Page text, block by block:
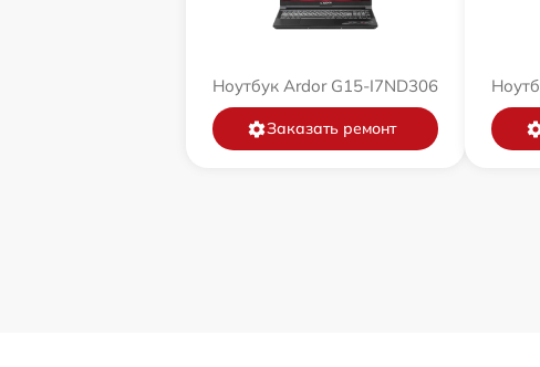
Ноутбук Ardor G15-I7ND306
Заказать ремонт